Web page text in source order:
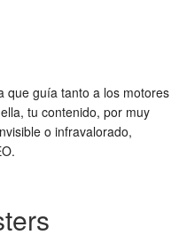
que guía tanto a los motores
tu contenido, por muy
o infravalorado,